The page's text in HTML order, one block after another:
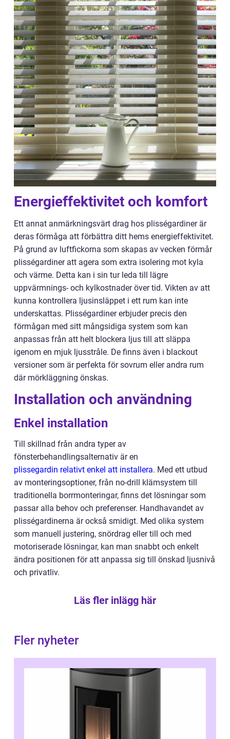
Energieffektivitet och komfort
Ett annat anmärkningsvärt drag hos plisségardiner är
deras förmåga att förbättra ditt hems energieffektivitet.
På grund av luftfickorna som skapas av vecken förmår
plisségardiner att agera som extra isolering mot kyla
och värme. Detta kan i sin tur leda till lägre
uppvärmnings- och kylkostnader över tid. Vikten av att
kunna kontrollera ljusinsläppet i ett rum kan inte
underskattas. Plisségardiner erbjuder precis den
förmågan med sitt mångsidiga system som kan
anpassas från att helt blockera ljus till att släppa
igenom en mjuk ljusstråle. De finns även i blackout
versioner som är perfekta för sovrum eller andra rum
där mörkläggning önskas.
Installation och användning
Enkel installation
Till skillnad från andra typer av
fönsterbehandlingsalternativ är en
plissegardin relativt enkel att installera. Med ett utbud
av monteringsoptioner, från no-drill klämsystem till
traditionella borrmonteringar, finns det lösningar som
passar alla behov och preferenser. Handhavandet av
plisségardinerna är också smidigt. Med olika system
som manuell justering, snördrag eller till och med
motoriserade lösningar, kan man snabbt och enkelt
ändra positionen för att anpassa sig till önskad ljusnivå
och privatliv.
Läs fler inlägg här
Fler nyheter